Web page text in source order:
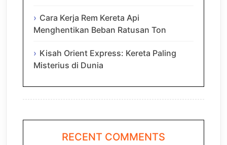
Cara Kerja Rem Kereta Api
Menghentikan Beban Ratusan Ton
Kisah Orient Express: Kereta Paling
Misterius di Dunia
RECENT COMMENTS